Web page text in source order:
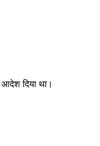
आदेश दिया था।